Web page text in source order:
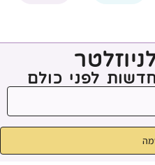
לפני כולם